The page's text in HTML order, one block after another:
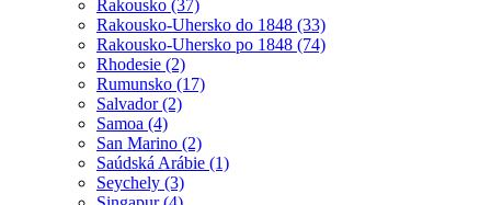
Rakousko (37)
Rakousko-Uhersko do 1848 (33)
Rakousko-Uhersko po 1848 (74)
Rhodesie (2)
Rumunsko (17)
Salvador (2)
Samoa (4)
San Marino (2)
Saúdská Arábie (1)
Seychely (3)